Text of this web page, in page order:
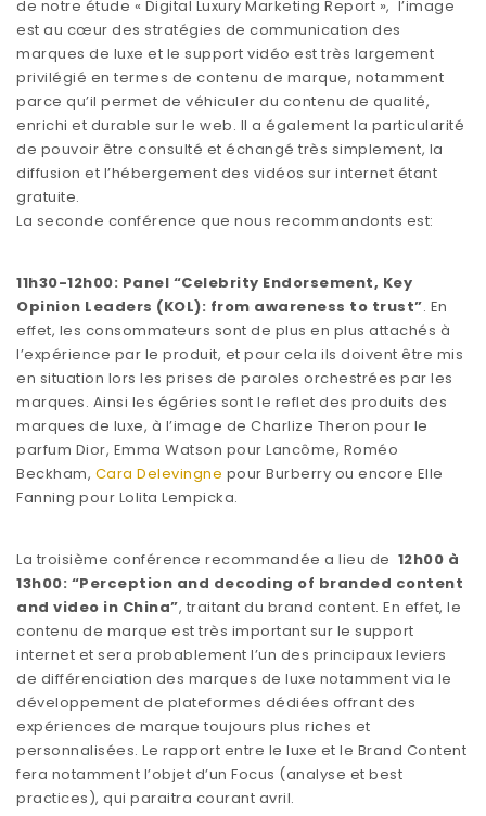
de notre étude « Digital Luxury Marketing Report », l’image
est au cœur des stratégies de communication des
marques de luxe et le support vidéo est très largement
privilégié en termes de contenu de marque, notamment
parce qu’il permet de véhiculer du contenu de qualité,
enrichi et durable sur le web. Il a également la particularité
de pouvoir être consulté et échangé très simplement, la
diffusion et l’hébergement des vidéos sur internet étant
gratuite.
La seconde conférence que nous recommandonts est:
11h30-12h00: Panel “Celebrity Endorsement, Key
Opinion Leaders (KOL): from awareness to trust”. En
effet, les consommateurs sont de plus en plus attachés à
l’expérience par le produit, et pour cela ils doivent être mis
en situation lors les prises de paroles orchestrées par les
marques. Ainsi les égéries sont le reflet des produits des
marques de luxe, à l’image de Charlize Theron pour le
parfum Dior, Emma Watson pour Lancôme, Roméo
Beckham, Cara Delevingne pour Burberry ou encore Elle
Fanning pour Lolita Lempicka.
La troisième conférence recommandée a lieu de 12h00 à
13h00: “Perception and decoding of branded content
and video in China”, traitant du brand content. En effet, le
contenu de marque est très important sur le support
internet et sera probablement l’un des principaux leviers
de différenciation des marques de luxe notamment via le
développement de plateformes dédiées offrant des
expériences de marque toujours plus riches et
personnalisées. Le rapport entre le luxe et le Brand Content
fera notamment l’objet d’un Focus (analyse et best
practices), qui paraitra courant avril.